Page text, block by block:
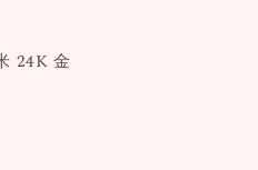
24K 金